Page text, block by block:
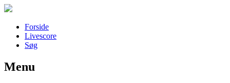
Forside
Livescore
Søg
Наши партнеры
Menu